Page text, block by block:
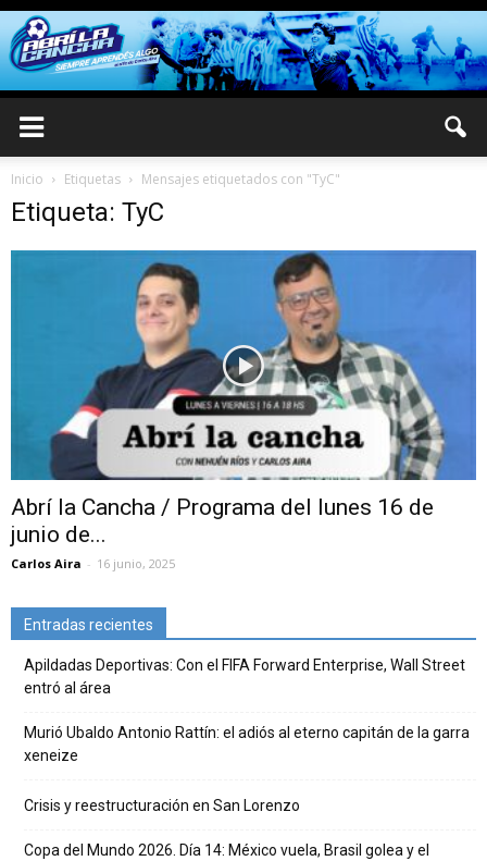
Inicio Etiquetas Mensajes etiquetados con "TyC"
Etiqueta: TyC
Abrí la Cancha / Programa del lunes 16 de
junio de...
Carlos Aira - 16 junio, 2025
Entradas recientes
Apildadas Deportivas: Con el FIFA Forward Enterprise, Wall Street
entró al área
Murió Ubaldo Antonio Rattín: el adiós al eterno capitán de la garra
xeneize
Crisis y reestructuración en San Lorenzo
Copa del Mundo 2026. Día 14: México vuela, Brasil golea y el